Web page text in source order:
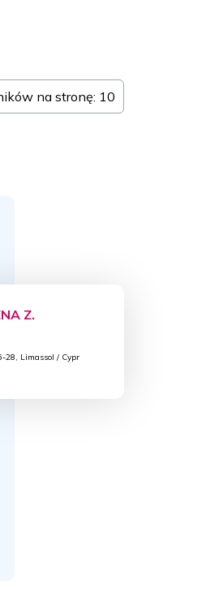
na stronę: 10
Z.
28, Limassol / Cypr